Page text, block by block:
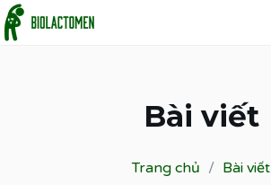
Bài viết
Trang chủ Bài viết